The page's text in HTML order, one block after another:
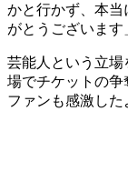
かと行かず、本当
がとうございます
芸能人という立
場でチケットの
ファンも感激した